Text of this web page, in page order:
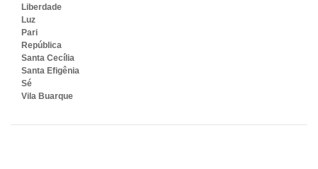
Liberdade
Luz
Pari
República
Santa Cecília
Santa Efigênia
Sé
Vila Buarque